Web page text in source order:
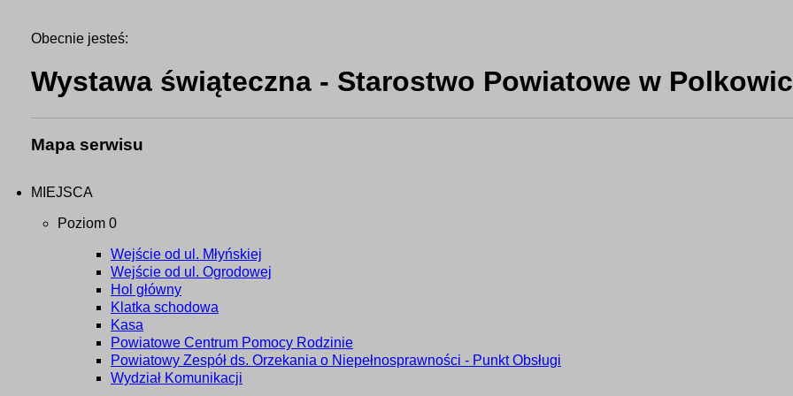
Obecnie jesteś:
Wystawa świąteczna - Starostwo Powiatowe w
Mapa serwisu
MIEJSCA
Poziom 0
Wejście od ul. Młyńskiej
Wejście od ul. Ogrodowej
Hol główny
Klatka schodowa
Kasa
Powiatowe Centrum Pomocy Rodzinie
Powiatowy Zespół ds. Orzekania o Niepełnosprawności - Punkt Obsługi
Wydział Komunikacji